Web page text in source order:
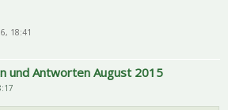
18:41
und Antworten August 2015